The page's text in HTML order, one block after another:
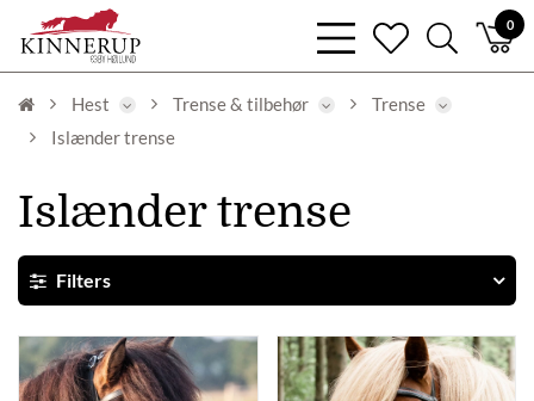
0
bars
light
heart
search
light
Hest Trense & tilbehør
Trense
Islænder trense
Islænder trense
Filters